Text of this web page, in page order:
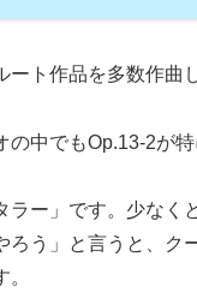
ート作品を多数作曲
の中でもOp.13-2が特
ラー」です。少なく
ろう」と言うと、ク